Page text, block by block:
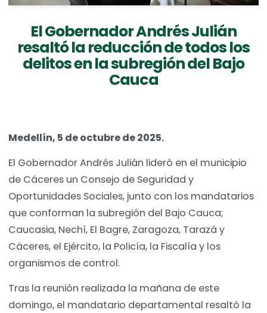
El Gobernador Andrés Julián
resaltó la reducción de todos los
delitos en la subregión del Bajo
Cauca
Medellín, 5 de octubre de 2025.
El Gobernador Andrés Julián lideró en el municipio
de Cáceres un Consejo de Seguridad y
Oportunidades Sociales, junto con los mandatarios
que conforman la subregión del Bajo Cauca;
Caucasia, Nechí, El Bagre, Zaragoza, Tarazá y
Cáceres, el Ejército, la Policía, la Fiscalía y los
organismos de control.
Tras la reunión realizada la mañana de este
domingo, el mandatario departamental resaltó la